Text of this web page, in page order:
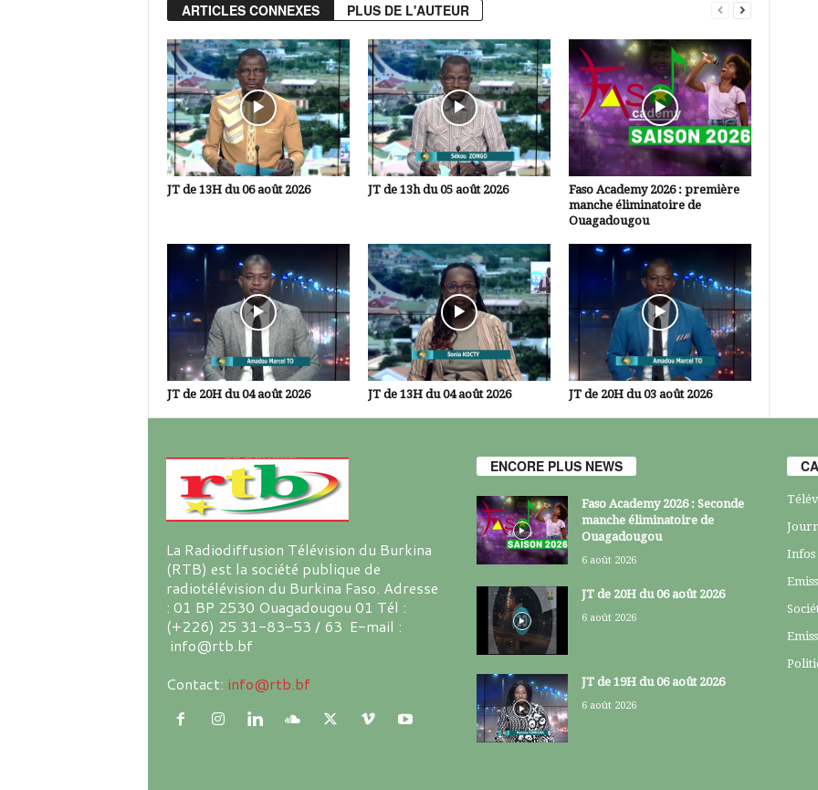
ARTICLES CONNEXES PLUS DE L'AUTEUR
JT de 13H du 06 août 2026 JT de 13h du 05 août 2026
Faso Academy 2026 : première
manche éliminatoire de
Ouagadougou
JT de 20H du 04 août 2026 JT de 13H du 04 août 2026 JT de 20H du 03 août 2026
La Radiodiffusion Télévision du Burkina
(RTB) est la société publique de
radiotélévision du Burkina Faso. Adresse
: 01 BP 2530 Ouagadougou 01 Tél :
(+226) 25 31-83-53 / 63 E-mail :
info@rtb.bf
Contact: info@rtb.bf
ENCORE PLUS NEWS
Faso Academy 2026 : Seconde
manche éliminatoire de
Ouagadougou
6 août 2026
JT de 20H du 06 août 2026
6 août 2026
JT de 19H du 06 août 2026
6 août 2026
Infos